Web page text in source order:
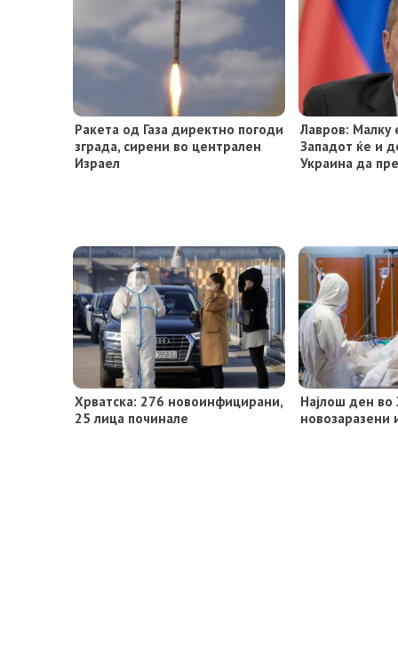
Ракета од Газа директно погоди
зграда, сирени во централен
Израел
Лавров: Малку
Западот ќе и
Украина да
Хрватска: 276 новоинфицирани,
25 лица починале
Најлош ден во
новозаразени